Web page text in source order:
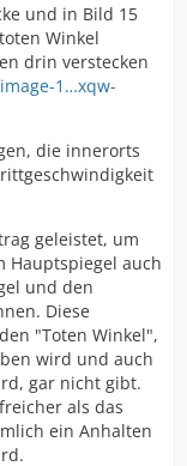
und in Bild 15
Winkel
drin verstecken
1…xqw-
die innerorts
geleistet, um
Hauptspiegel auch
und den
Diese
"Toten Winkel",
wird und auch
gar nicht gibt.
als das
ein Anhalten